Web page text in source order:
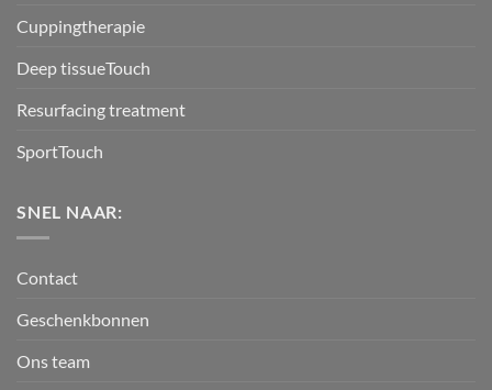
Cuppingtherapie
Deep tissueTouch
Resurfacing treatment
SportTouch
SNEL NAAR:
Contact
Geschenkbonnen
Ons team